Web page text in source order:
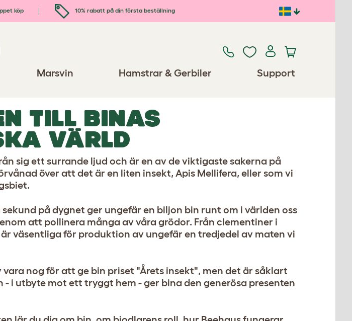
köp 10% rabatt på din första beställning
Marsvin Hamstrar & Gerbiler Support
TILL BINAS
VÄRLD
sig ett surrande ljud och är en av de viktigaste sakerna på
över att det är en liten insekt, Apis Mellifera, eller som vi
på dygnet ger ungefär en biljon bin runt om i världen oss
att pollinera många av våra grödor. Från clementiner i
väsentliga för produktion av ungefär en tredjedel av maten vi
vara nog för att ge bin priset "Årets insekt", men det är såklart
- i utbyte mot ett tryggt hem - ger bina den generösa presenten